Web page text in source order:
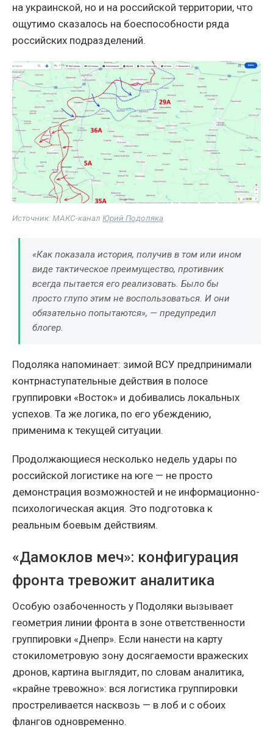
на украинской, но и на российской территории, что
ощутимо сказалось на боеспособности ряда
российских подразделений.
Источник: МАКС-канал Юрий Подоляка
«Как показала история, получив в том или ином
виде тактическое преимущество, противник
всегда пытается его реализовать. Было бы
просто глупо этим не воспользоваться. И они
обязательно попытаются», — предупредил
блогер.
Подоляка напоминает: зимой ВСУ предпринимали
контрнаступательные действия в полосе
группировки «Восток» и добивались локальных
успехов. Та же логика, по его убеждению,
применима к текущей ситуации.
Продолжающиеся несколько недель удары по
российской логистике на юге — не просто
демонстрация возможностей и не информационно-
психологическая акция. Это подготовка к
реальным боевым действиям.
«Дамоклов меч»: конфигурация
фронта тревожит аналитика
Особую озабоченность у Подоляки вызывает
геометрия линии фронта в зоне ответственности
группировки «Днепр». Если нанести на карту
стокилометровую зону досягаемости вражеских
дронов, картина выглядит, по словам аналитика,
«крайне тревожно»: вся логистика группировки
простреливается насквозь — в лоб и с обоих
флангов одновременно.